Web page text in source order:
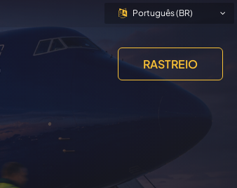
Português (BR)
RASTREIO